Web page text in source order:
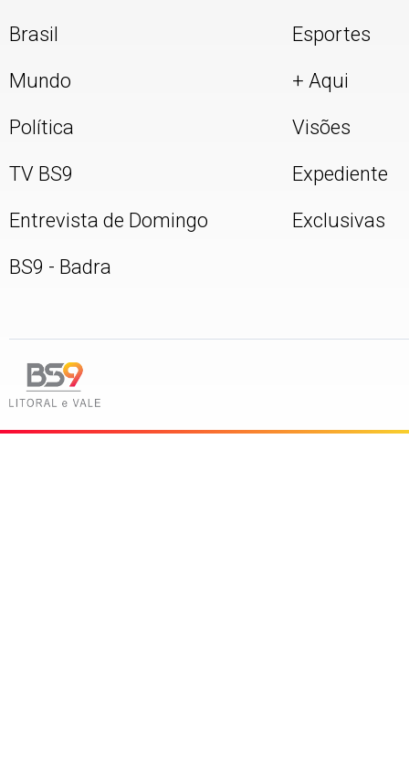
Brasil
Mundo
Política
TV BS9
Entrevista de Domingo
BS9 - Badra
Esportes
+ Aqui
Visões
Expediente
Exclusivas